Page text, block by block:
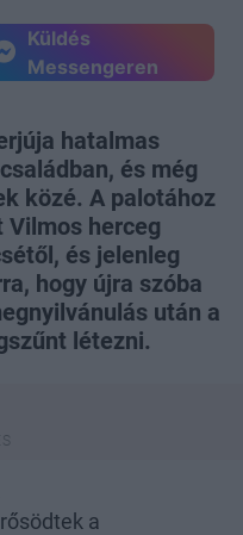
Küldés
Messengeren
hatalmas
és még
közé. A palotához
herceg
és jelenleg
hogy újra szóba
után a
létezni.
a